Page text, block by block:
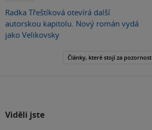
Radka Třeštíková otevírá další
autorskou kapitolu. Nový román vydá
jako Velikovsky
Články, které stojí za pozornost
Viděli jste